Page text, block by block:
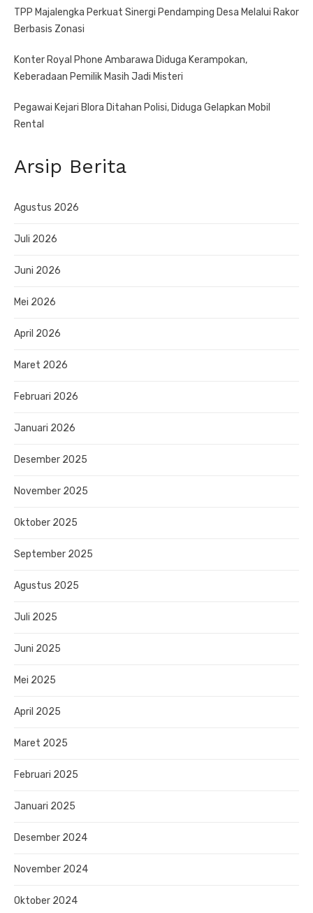
TPP Majalengka Perkuat Sinergi Pendamping Desa Melalui Rakor
Berbasis Zonasi
Konter Royal Phone Ambarawa Diduga Kerampokan,
Keberadaan Pemilik Masih Jadi Misteri
Pegawai Kejari Blora Ditahan Polisi, Diduga Gelapkan Mobil
Rental
Arsip Berita
Agustus 2026
Juli 2026
Juni 2026
Mei 2026
April 2026
Maret 2026
Februari 2026
Januari 2026
Desember 2025
November 2025
Oktober 2025
September 2025
Agustus 2025
Juli 2025
Juni 2025
Mei 2025
April 2025
Maret 2025
Februari 2025
Januari 2025
Desember 2024
November 2024
Oktober 2024